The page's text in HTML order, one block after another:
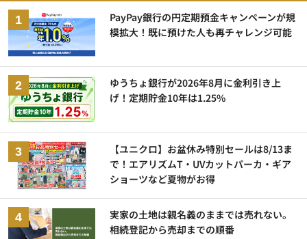
PayPay銀行の円定期預金キャンペーンが規
模拡大！既に預けた人も再チャレンジ可能
ゆうちょ銀行が2026年8月に金利引き上
げ！定期貯金10年は1.25%
【ユニクロ】お盆休み特別セールは8/13ま
で！エアリズムT・UVカットパーカ・ギア
ショーツなど夏物がお得
実家の土地は親名義のままでは売れない。
相続登記から売却までの順番